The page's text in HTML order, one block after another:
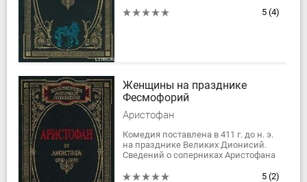
состязание» на Ленеях 422 г. до н. э.
5 (4)
Женщины на празднике
Фесмофорий
Аристофан
Комедия поставлена в 411 г. до н. э.
на празднике Великих Дионисий.
Сведений о соперниках Аристофана
сохранилось.Для композиции
5 (2)